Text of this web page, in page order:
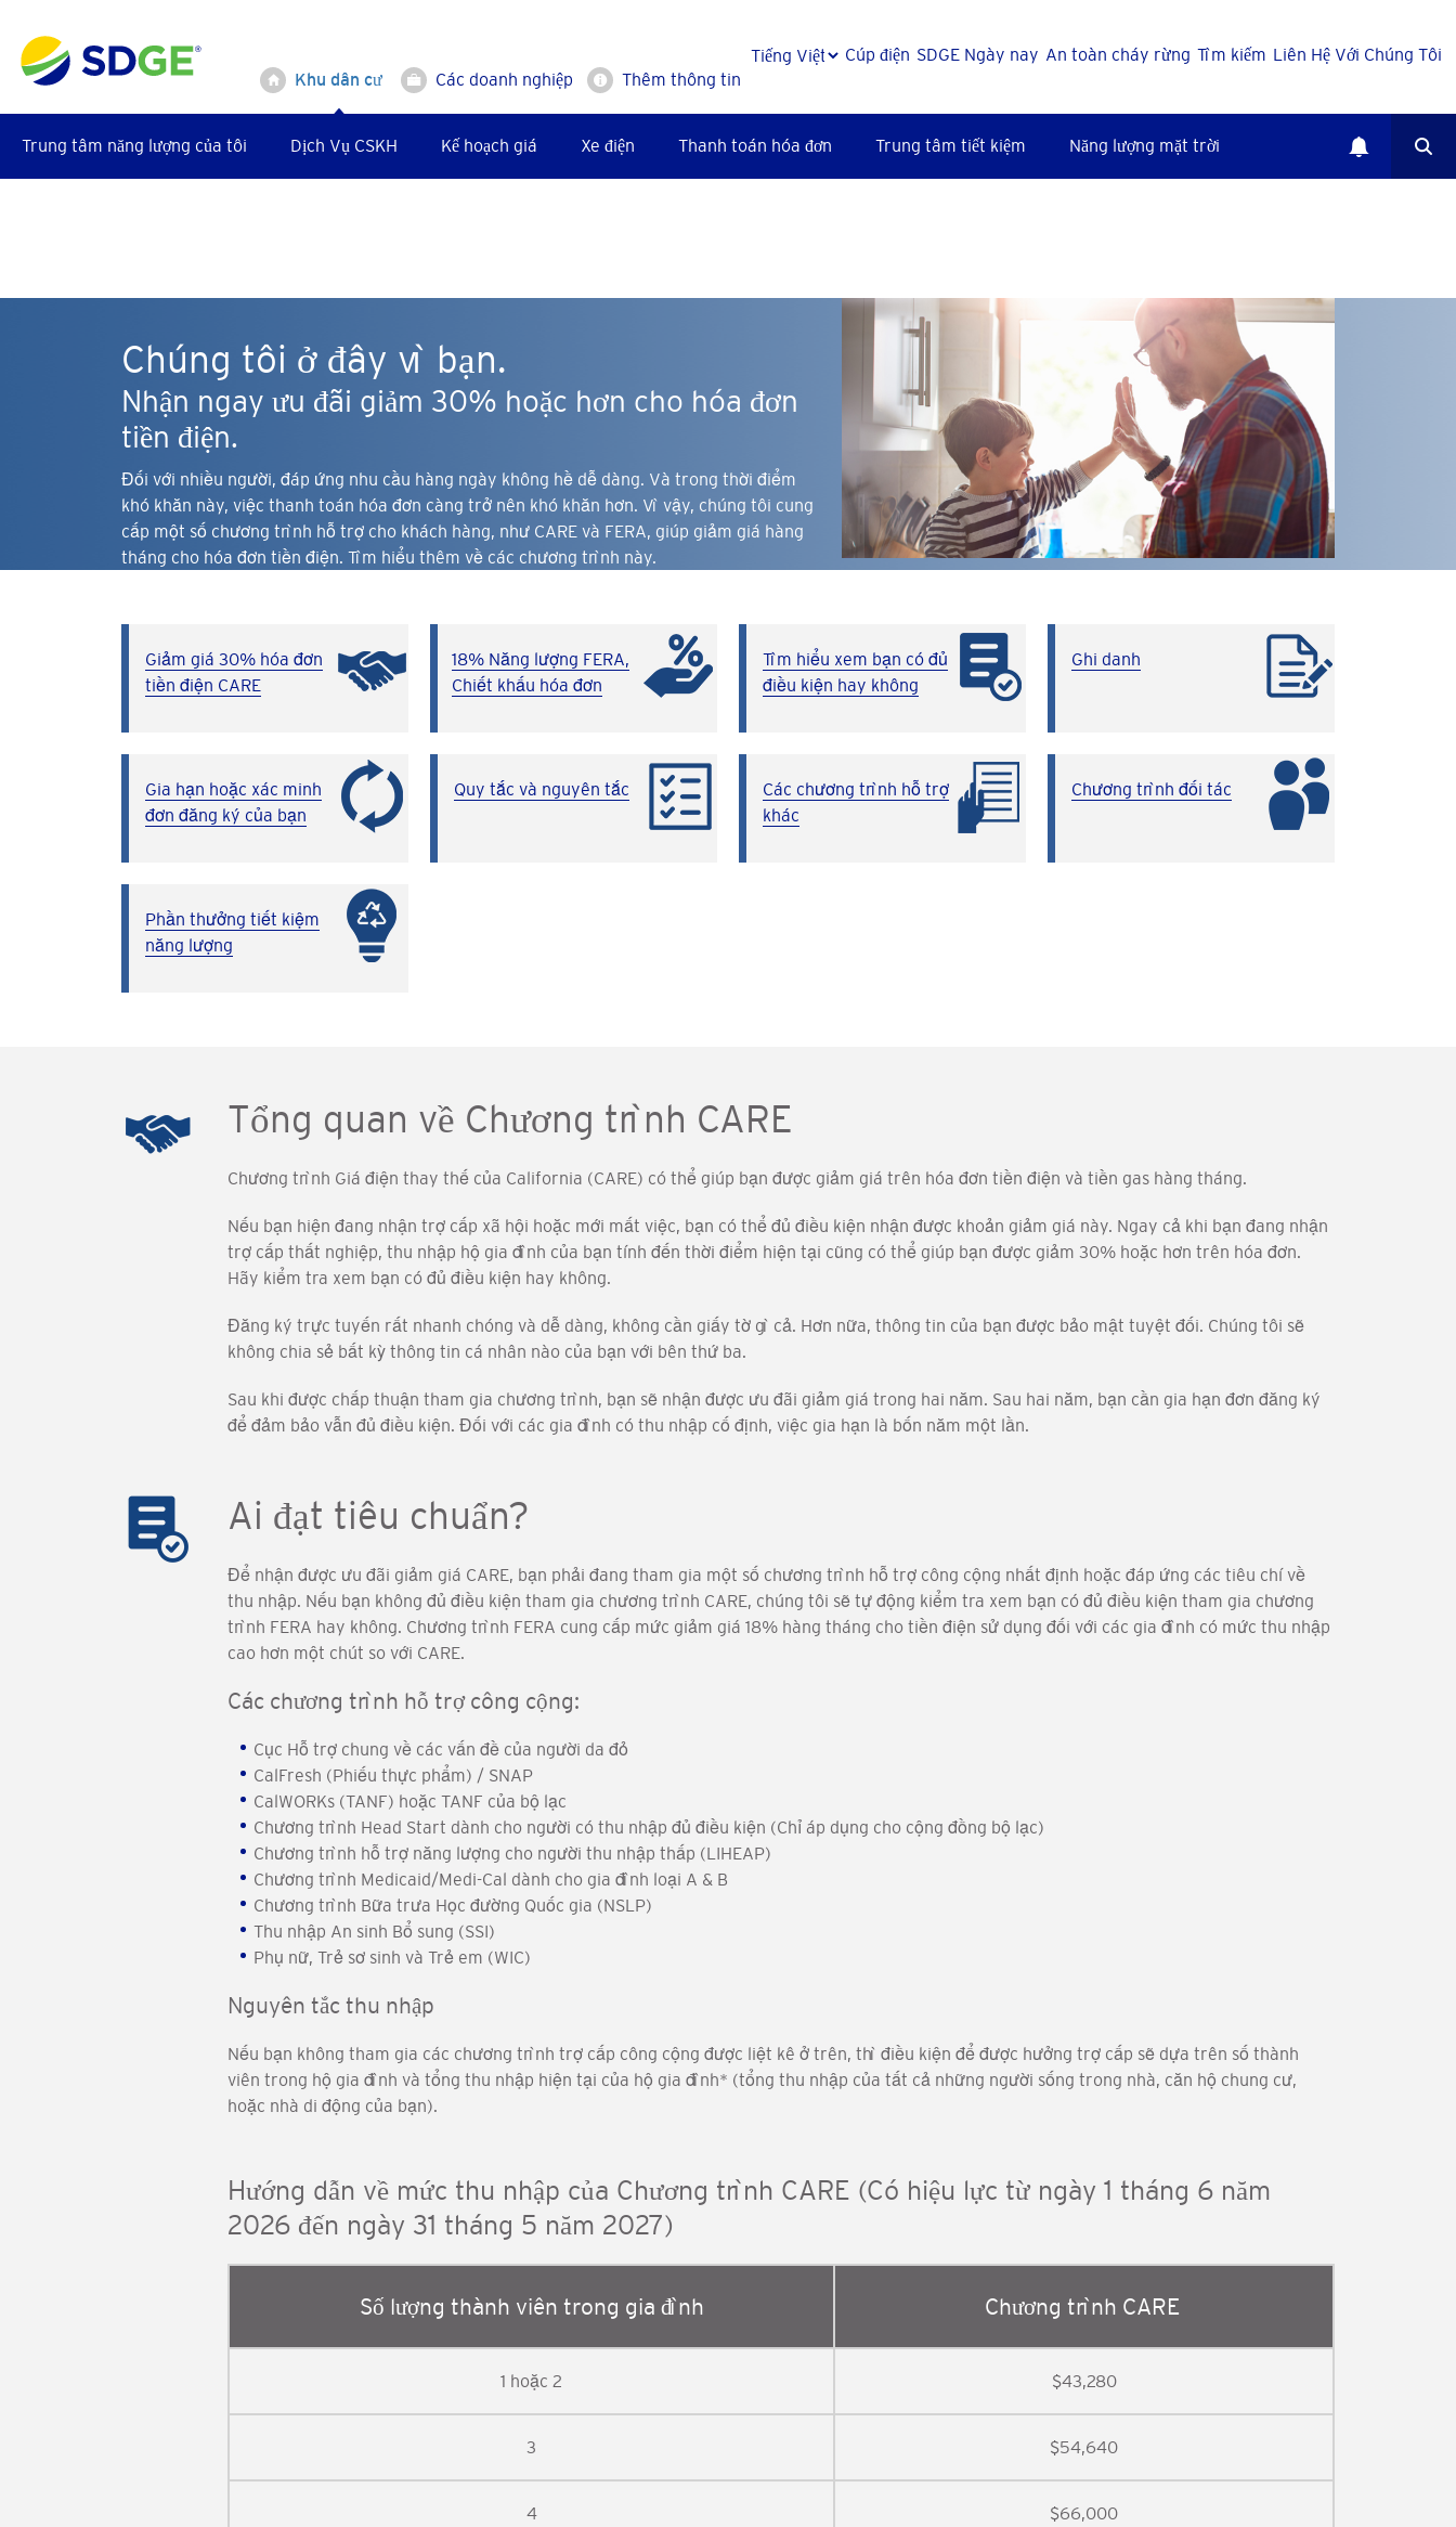
qua
nội
dung
chính
Khu dân cư Các doanh nghiệp Thêm thông tin
Cúp điện SDGE Ngày nay An toàn cháy rừng Tìm kiếm Liên Hệ Với Chúng Tôi
Trung tâm năng lượng của tôi Dịch Vụ CSKH Kế hoạch giá Xe điện Thanh toán hóa đơn Trung tâm tiết kiệm Năng lượng mặt trời
Chúng tôi ở đây vì bạn.
Nhận ngay ưu đãi giảm 30% hoặc hơn cho hóa đơn
tiền điện.
Đối với nhiều người, đáp ứng nhu cầu hàng ngày không hề dễ dàng. Và trong thời điểm
khó khăn này, việc thanh toán hóa đơn càng trở nên khó khăn hơn. Vì vậy, chúng tôi cung
cấp một số chương trình hỗ trợ cho khách hàng, như CARE và FERA, giúp giảm giá hàng
tháng cho hóa đơn tiền điện. Tìm hiểu thêm về các chương trình này.
Giảm giá 30% hóa đơn
tiền điện CARE
18% Năng lượng FERA,
Chiết khấu hóa đơn
Tìm hiểu xem bạn có đủ
điều kiện hay không
Ghi danh
Gia hạn hoặc xác minh
đơn đăng ký của bạn
Quy tắc và nguyên tắc
Các chương trình hỗ trợ
khác
Chương trình đối tác
Phần thưởng tiết kiệm
năng lượng
Tổng quan về Chương trình CARE
Chương trình Giá điện thay thế của California (CARE) có thể giúp bạn được giảm giá trên hóa đơn tiền điện và tiền gas hàng tháng.
Nếu bạn hiện đang nhận trợ cấp xã hội hoặc mới mất việc, bạn có thể đủ điều kiện nhận được khoản giảm giá này. Ngay cả khi bạn đang nhận
trợ cấp thất nghiệp, thu nhập hộ gia đình của bạn tính đến thời điểm hiện tại cũng có thể giúp bạn được giảm 30% hoặc hơn trên hóa đơn.
Hãy kiểm tra xem bạn có đủ điều kiện hay không.
Đăng ký trực tuyến rất nhanh chóng và dễ dàng, không cần giấy tờ gì cả. Hơn nữa, thông tin của bạn được bảo mật tuyệt đối. Chúng tôi sẽ
không chia sẻ bất kỳ thông tin cá nhân nào của bạn với bên thứ ba.
Sau khi được chấp thuận tham gia chương trình, bạn sẽ nhận được ưu đãi giảm giá trong hai năm. Sau hai năm, bạn cần gia hạn đơn đăng ký
để đảm bảo vẫn đủ điều kiện. Đối với các gia đình có thu nhập cố định, việc gia hạn là bốn năm một lần.
Ai đạt tiêu chuẩn?
Để nhận được ưu đãi giảm giá CARE, bạn phải đang tham gia một số chương trình hỗ trợ công cộng nhất định hoặc đáp ứng các tiêu chí về
thu nhập. Nếu bạn không đủ điều kiện tham gia chương trình CARE, chúng tôi sẽ tự động kiểm tra xem bạn có đủ điều kiện tham gia chương
trình FERA hay không. Chương trình FERA cung cấp mức giảm giá 18% hàng tháng cho tiền điện sử dụng đối với các gia đình có mức thu nhập
cao hơn một chút so với CARE.
Các chương trình hỗ trợ công cộng:
Cục Hỗ trợ chung về các vấn đề của người da đỏ
CalFresh (Phiếu thực phẩm) / SNAP
CalWORKs (TANF) hoặc TANF của bộ lạc
Chương trình Head Start dành cho người có thu nhập đủ điều kiện (Chỉ áp dụng cho cộng đồng bộ lạc)
Chương trình hỗ trợ năng lượng cho người thu nhập thấp (LIHEAP)
Chương trình Medicaid/Medi-Cal dành cho gia đình loại A & B
Chương trình Bữa trưa Học đường Quốc gia (NSLP)
Thu nhập An sinh Bổ sung (SSI)
Phụ nữ, Trẻ sơ sinh và Trẻ em (WIC)
Nguyên tắc thu nhập
Nếu bạn không tham gia các chương trình trợ cấp công cộng được liệt kê ở trên, thì điều kiện để được hưởng trợ cấp sẽ dựa trên số thành
viên trong hộ gia đình và tổng thu nhập hiện tại của hộ gia đình* (tổng thu nhập của tất cả những người sống trong nhà, căn hộ chung cư,
hoặc nhà di động của bạn).
Hướng dẫn về mức thu nhập của Chương trình CARE (Có hiệu lực từ ngày 1 tháng 6 năm
2026 đến ngày 31 tháng 5 năm 2027)
Số lượng thành viên trong gia đình Chương trình CARE
1 hoặc 2 $43,280
3 $54,640
4 $66,000